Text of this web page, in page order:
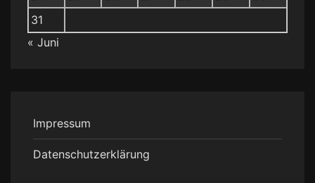
31
« Juni
Impressum
Datenschutzerklärung